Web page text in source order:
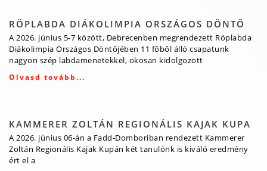
RÖPLABDA DIÁKOLIMPIA ORSZÁGOS DÖNTŐ
A 2026. június 5-7 között, Debrecenben megrendezett Röplabda
Diákolimpia Országos Döntőjében 11 főből álló csapatunk
nagyon szép labdamenetekkel, okosan kidolgozott
Olvasd tovább...
KAMMERER ZOLTÁN REGIONÁLIS KAJAK KUPA
A 2026. június 06-án a Fadd-Domboriban rendezett Kammerer
Zoltán Regionális Kajak Kupán két tanulónk is kiváló eredmény
ért el a